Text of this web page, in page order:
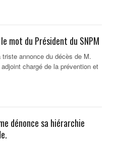
mot du Président du SNPM
annonce du décès de M.
chargé de la prévention et
dénonce sa hiérarchie